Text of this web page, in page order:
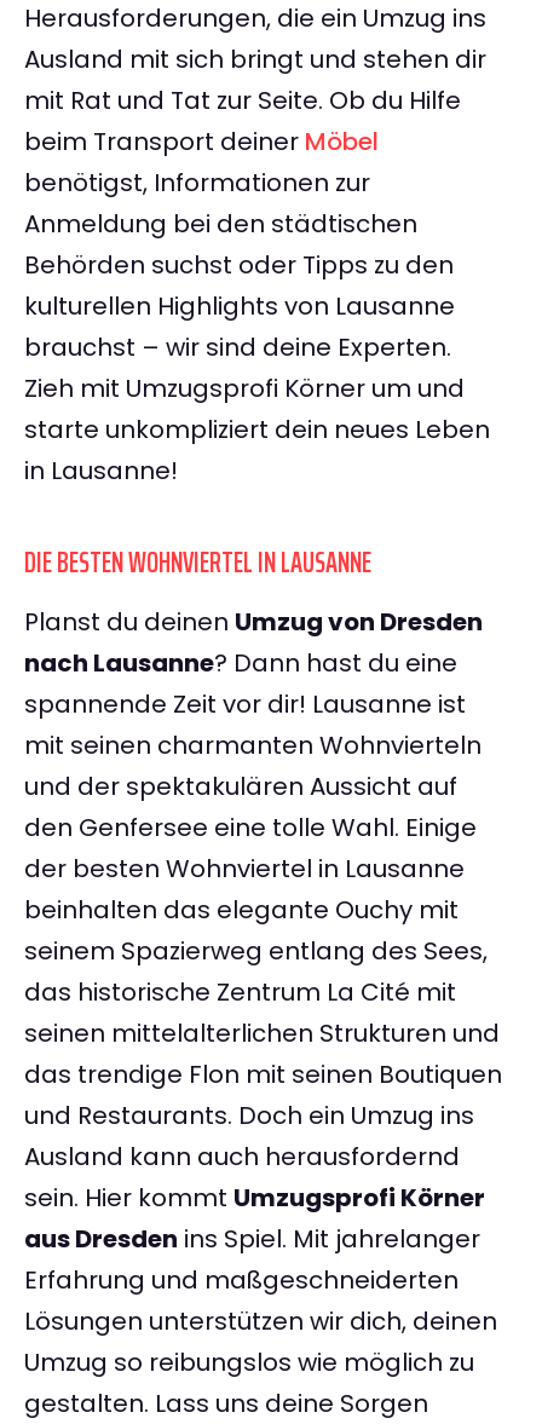
Herausforderungen, die ein Umzug ins
Ausland mit sich bringt und stehen dir
mit Rat und Tat zur Seite. Ob du Hilfe
beim Transport deiner Möbel
benötigst, Informationen zur
Anmeldung bei den städtischen
Behörden suchst oder Tipps zu den
kulturellen Highlights von Lausanne
brauchst – wir sind deine Experten.
Zieh mit Umzugsprofi Körner um und
starte unkompliziert dein neues Leben
in Lausanne!
DIE BESTEN WOHNVIERTEL IN LAUSANNE
Planst du deinen Umzug von Dresden
nach Lausanne? Dann hast du eine
spannende Zeit vor dir! Lausanne ist
mit seinen charmanten Wohnvierteln
und der spektakulären Aussicht auf
den Genfersee eine tolle Wahl. Einige
der besten Wohnviertel in Lausanne
beinhalten das elegante Ouchy mit
seinem Spazierweg entlang des Sees,
das historische Zentrum La Cité mit
seinen mittelalterlichen Strukturen und
das trendige Flon mit seinen Boutiquen
und Restaurants. Doch ein Umzug ins
Ausland kann auch herausfordernd
sein. Hier kommt Umzugsprofi Körner
aus Dresden ins Spiel. Mit jahrelanger
Erfahrung und maßgeschneiderten
Lösungen unterstützen wir dich, deinen
Umzug so reibungslos wie möglich zu
gestalten. Lass uns deine Sorgen